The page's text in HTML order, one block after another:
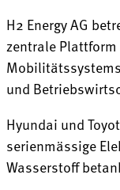
H2 Energy AG
zentrale
und
Hyundai und
serienmässige
Wasserstoff